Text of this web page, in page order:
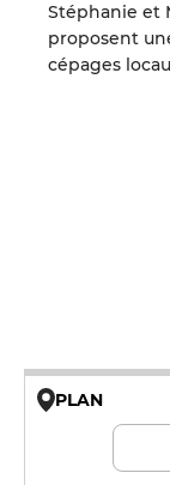
Stéphanie et
proposent
cépages
PLAN